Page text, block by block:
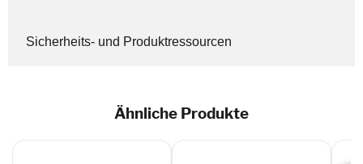
Sicherheits- und Produktressourcen
Ähnliche Produkte